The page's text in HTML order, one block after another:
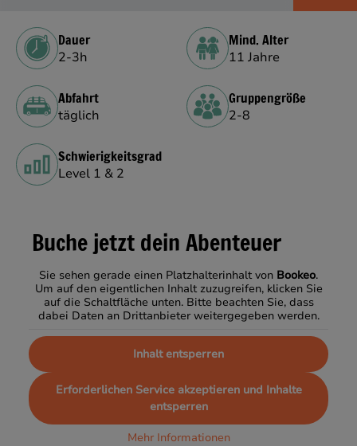
Dauer
2-3h
Mind. Alter
11 Jahre
Abfahrt
täglich
Gruppengröße
2-8
Schwierigkeitsgrad
Level 1 & 2
Buche jetzt dein Abenteuer
Sie sehen gerade einen Platzhalterinhalt von Bookeo.
Um auf den eigentlichen Inhalt zuzugreifen, klicken Sie
auf die Schaltfläche unten. Bitte beachten Sie, dass
dabei Daten an Drittanbieter weitergegeben werden.
Inhalt entsperren
Erforderlichen Service akzeptieren und Inhalte
entsperren
Mehr Informationen